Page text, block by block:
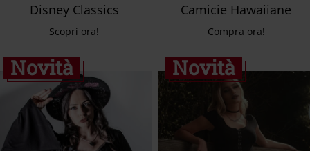
Disney Classics
Scopri ora!
Camicie Hawaiiane
Compra ora!
Novità Novità